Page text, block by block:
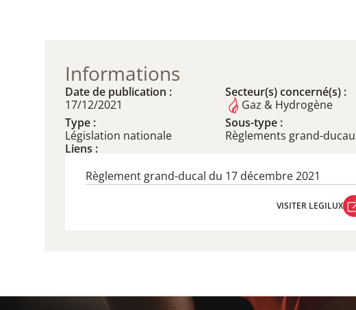
Informations
Date de publication :
17/12/2021
Secteur(s) concerné(s) :
Gaz & Hydrogène
Type :
Législation nationale
Sous-type :
Règlements grand-
Liens :
Règlement grand-ducal du 17 décembre 2021
VISITER LEGILUX